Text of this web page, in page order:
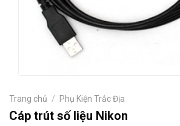
Trang chủ / Phụ Kiện Trắc Địa
Cáp trút số liệu Nikon